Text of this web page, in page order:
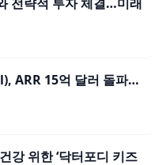
ARR 15억 달러 돌파…
강 위한 ‘닥터포디 키즈